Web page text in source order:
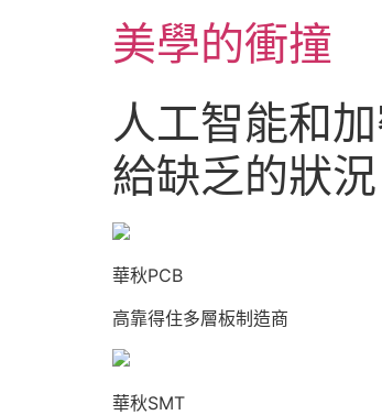
美學的衝撞
人工智能和
給缺乏的狀況
華秋PCB
高靠得住多層板制造商
華秋SMT